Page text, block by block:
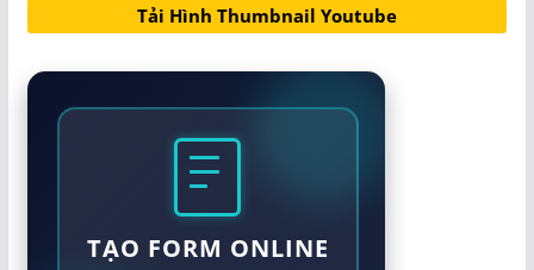
Tải Hình Thumbnail Youtube
TẠO FORM ONLINE